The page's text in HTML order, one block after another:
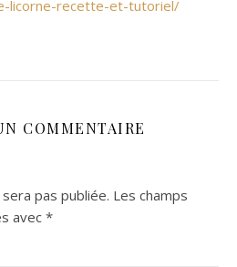
licorne-recette-et-tutoriel/
COMMENTAIRE
pas publiée. Les champs
avec *